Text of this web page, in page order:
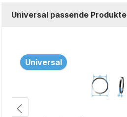
Universal passende Produkte
Universal